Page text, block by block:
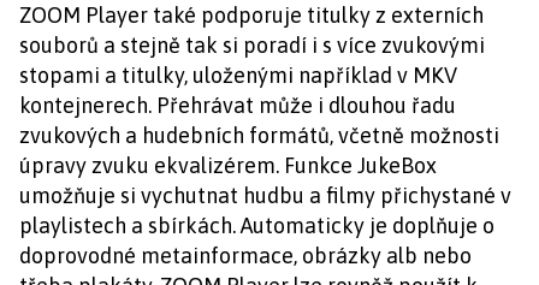
ZOOM Player také podporuje titulky z externích
souborů a stejně tak si poradí i s více zvukovými
stopami a titulky, uloženými například v MKV
kontejnerech. Přehrávat může i dlouhou řadu
zvukových a hudebních formátů, včetně možnosti
úpravy zvuku ekvalizérem. Funkce JukeBox
umožňuje si vychutnat hudbu a filmy přichystané v
playlistech a sbírkách. Automaticky je doplňuje o
doprovodné metainformace, obrázky alb nebo